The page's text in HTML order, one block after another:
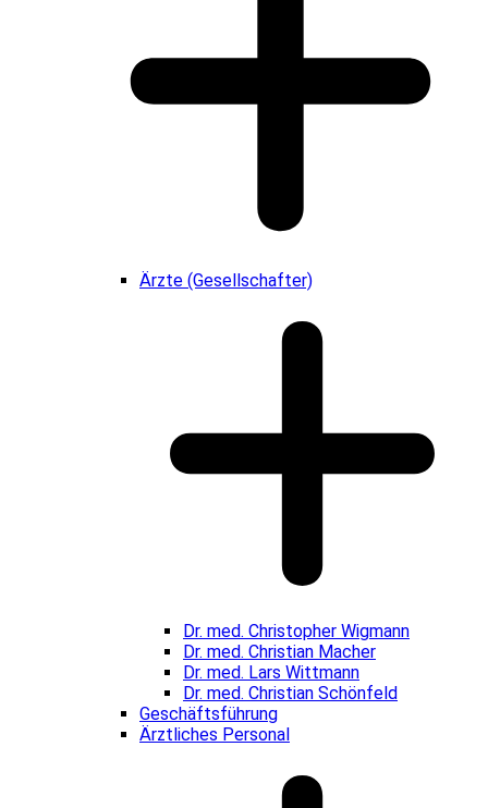
Ärzte (Gesellschafter)
Dr. med. Christopher Wigmann
Dr. med. Christian Macher
Dr. med. Lars Wittmann
Dr. med. Christian Schönfeld
Geschäftsführung
Ärztliches Personal